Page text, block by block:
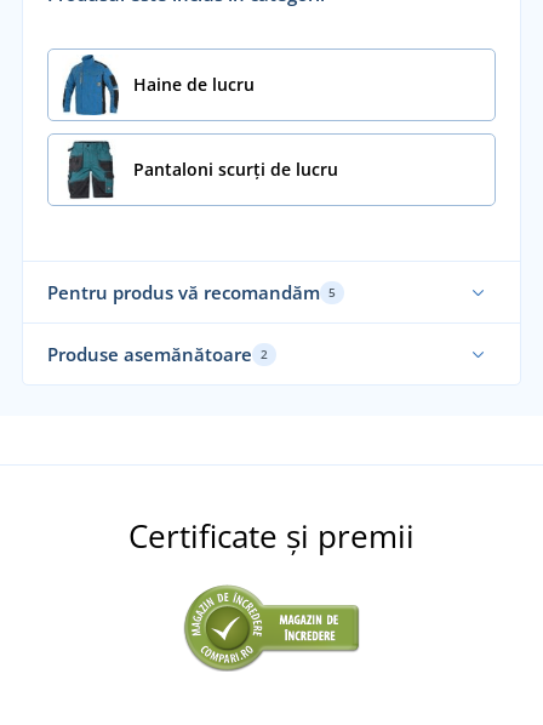
Haine de lucru
Pantaloni scurți de lucru
Pentru produs vă recomandăm 5
Produse asemănătoare 2
Certificate și premii